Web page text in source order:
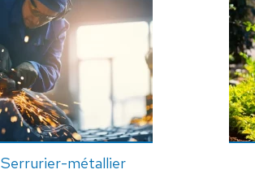
Serrurier-métallier